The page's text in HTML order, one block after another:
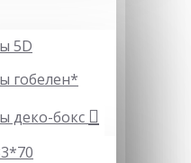
5D
гобелен*
деко-бокс